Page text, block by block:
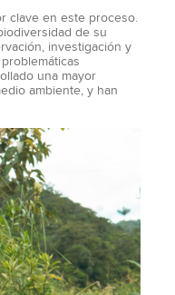
clave en este proceso.
de su
investigación y
una mayor
ambiente, y han